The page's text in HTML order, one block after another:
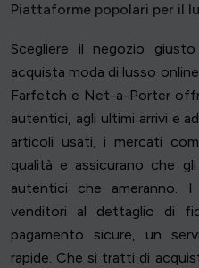
Piattaforme popolari per il
Scegliere il negozio
acquista moda di lusso
Farfetch e Net-a-Porter
autentici, agli ultimi arrivi e
articoli usati, i mercati
qualità e assicurano che
autentici che ameranno.
venditori al dettaglio di
pagamento sicure, un
rapide. Che si tratti di